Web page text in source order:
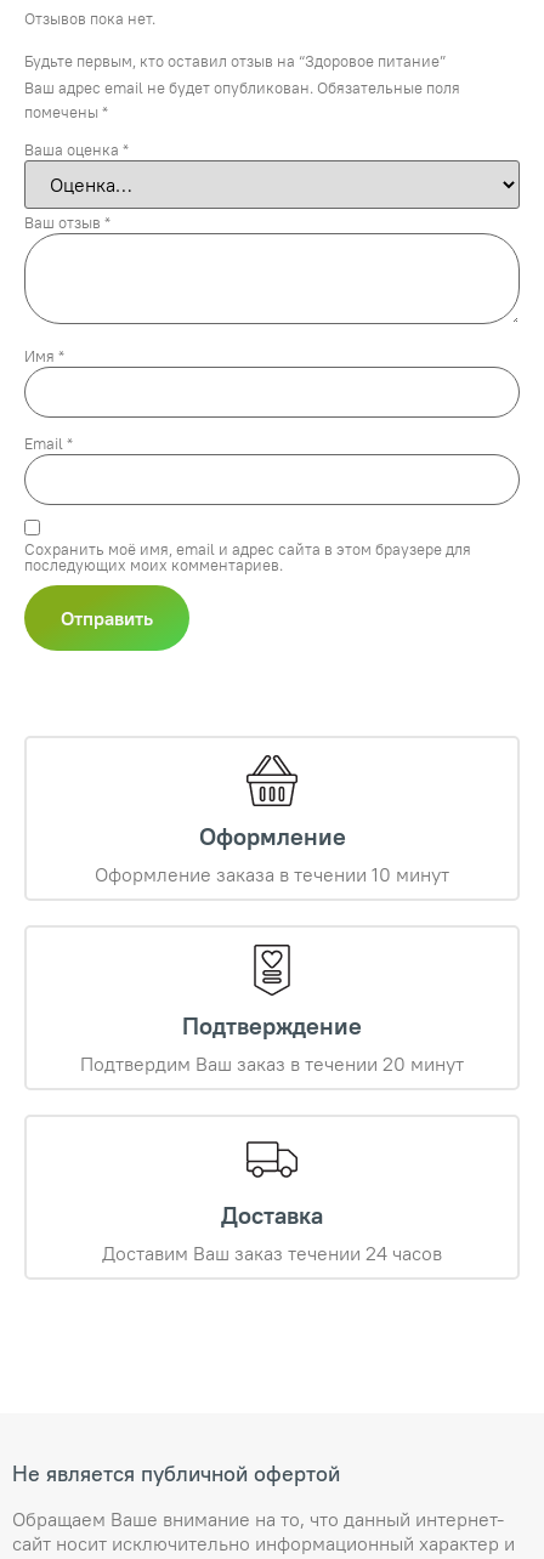
Отзывов пока нет.
Будьте первым, кто оставил отзыв на “Здоровое питание”
Ваш адрес email не будет опубликован. Обязательные поля
помечены *
Ваша оценка *
Ваш отзыв *
Имя *
Email *
Сохранить моё имя, email и адрес сайта в этом браузере для
последующих моих комментариев.
Оформление
Оформление заказа в течении 10 минут
Подтверждение
Подтвердим Ваш заказ в течении 20 минут
Доставка
Доставим Ваш заказ течении 24 часов
Не является публичной офертой
Обращаем Ваше внимание на то, что данный интернет-
сайт носит исключительно информационный характер и